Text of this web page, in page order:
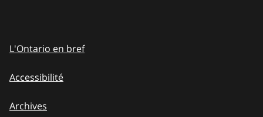
L'Ontario en bref
Accessibilité
Archives